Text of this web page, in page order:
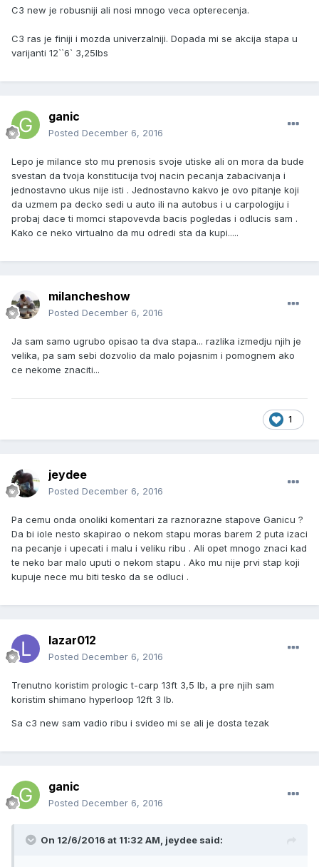
C3 new je robusniji ali nosi mnogo veca opterecenja.
C3 ras je finiji i mozda univerzalniji. Dopada mi se akcija stapa u
varijanti 12``6` 3,25lbs
ganic
Posted December 6, 2016
Lepo je milance sto mu prenosis svoje utiske ali on mora da bude
svestan da tvoja konstitucija tvoj nacin pecanja zabacivanja i
jednostavno ukus nije isti . Jednostavno kakvo je ovo pitanje koji
da uzmem pa decko sedi u auto ili na autobus i u carpologiju i
probaj dace ti momci stapovevda bacis pogledas i odlucis sam .
Kako ce neko virtualno da mu odredi sta da kupi.....
milancheshow
Posted December 6, 2016
Ja sam samo ugrubo opisao ta dva stapa... razlika izmedju njih je
velika, pa sam sebi dozvolio da malo pojasnim i pomognem ako
ce nekome znaciti...
1
jeydee
Posted December 6, 2016
Pa cemu onda onoliki komentari za raznorazne stapove Ganicu ?
Da bi iole nesto skapirao o nekom stapu moras barem 2 puta izaci
na pecanje i upecati i malu i veliku ribu . Ali opet mnogo znaci kad
te neko bar malo uputi o nekom stapu . Ako mu nije prvi stap koji
kupuje nece mu biti tesko da se odluci .
lazar012
Posted December 6, 2016
Trenutno koristim prologic t-carp 13ft 3,5 lb, a pre njih sam
koristim shimano hyperloop 12ft 3 lb.
Sa c3 new sam vadio ribu i svideo mi se ali je dosta tezak
ganic
Posted December 6, 2016
On 12/6/2016 at 11:32 AM, jeydee said: